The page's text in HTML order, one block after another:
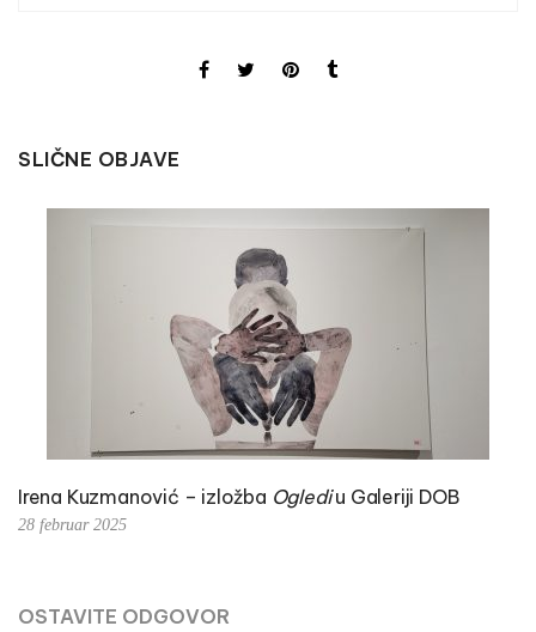
SLIČNE OBJAVE
Irena Kuzmanović – izložba Oglediu Galeriji DOB
28 februar 2025
OSTAVITE ODGOVOR